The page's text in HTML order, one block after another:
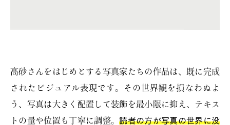
高砂さんをはじめとする写真家たちの作品は、既に完成
されたビジュアル表現です。その世界観を損なわぬよ
う、写真は大きく配置して装飾を最小限に抑え、テキス
トの量や位置も丁寧に調整。読者の方が写真の世界に没